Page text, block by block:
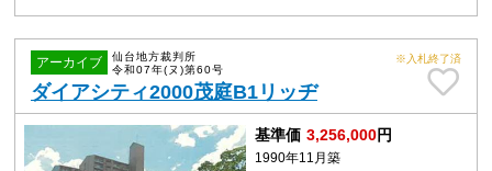
アーカイブ
仙台地方裁判所
令和07年(ヌ)第60号
ダイアシティ2000茂庭B1リッヂ
※入札終了済
基準価 3,256,000円
1990年11月築